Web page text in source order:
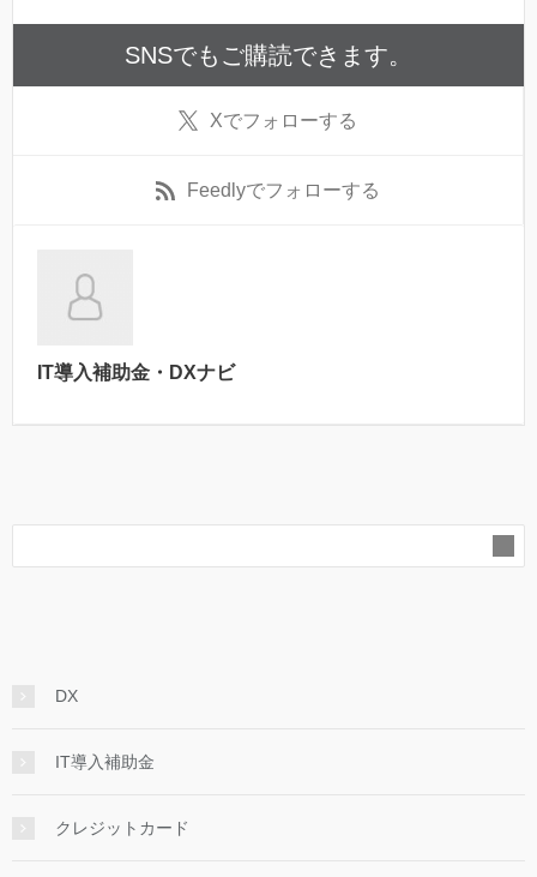
SNSでもご購読できます。
Xでフォローする
Feedlyでフォローする
IT導入補助金・DXナビ
DX
IT導入補助金
クレジットカード